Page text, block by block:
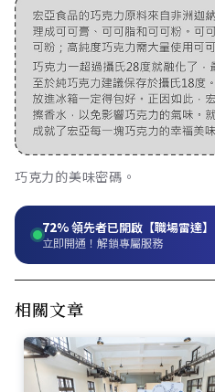
巧克力的美味密碼。
72%領先者已開啟【職場雷達】
立即開通！解鎖專屬服務
相關文章